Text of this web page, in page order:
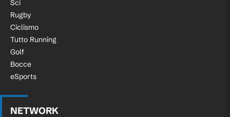
Sci
Rugby
Ciclismo
Tutto Running
Golf
Bocce
eSports
NETWORK